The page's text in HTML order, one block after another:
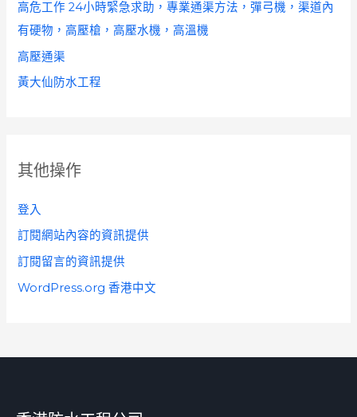
高危工作 24小時緊急求助，專業通渠方法，彈弓機，渠道內
有硬物，高壓槍，高壓水機，高溫機
高壓通渠
黃大仙防水工程
其他操作
登入
訂閱網站內容的資訊提供
訂閱留言的資訊提供
WordPress.org 香港中文